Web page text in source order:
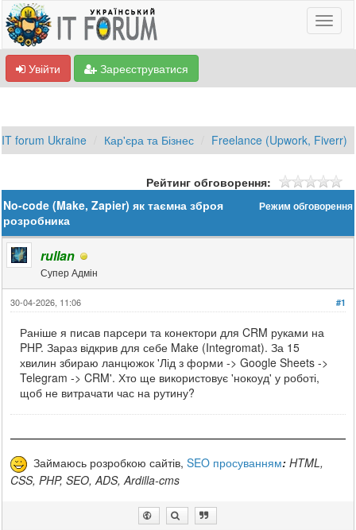
Увійти Зареєструватися
IT forum Ukraine Кар'єра та Бізнес Freelance (Upwork, Fiverr)
Рейтинг обговорення:
Режим обговорення
No-code (Make, Zapier) як таємна зброя
розробника
rullan
Супер Адмін
#1
30-04-2026, 11:06
Раніше я писав парсери та конектори для CRM руками на
PHP. Зараз відкрив для себе Make (Integromat). За 15
хвилин збираю ланцюжок 'Лід з форми -> Google Sheets ->
Telegram -> CRM'. Хто ще використовує 'нокоуд' у роботі,
щоб не витрачати час на рутину?
Займаюсь розробкою сайтів,SEO просуванням: HTML,
CSS, PHP, SEO, ADS, Ardilla-cms